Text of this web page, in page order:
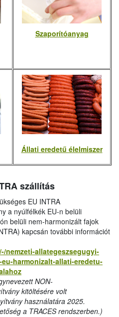
Szaporítóanyag
Állati eredetű élelmiszer
szállítás
EU INTRA
a nyúlfélkék EU-n belüli
belüli nem-harmonizált fajok
kapcsán további információt
nemzeti-allategeszsegugyi-
harmonizalt-allati-eredetu-
NON-
kitöltésére volt
használatára 2025.
a TRACES rendszerben.)